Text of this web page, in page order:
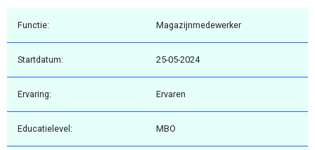
Functie: Magazijnmedewerker
Startdatum: 25-05-2024
Ervaring: Ervaren
Educatielevel: MBO